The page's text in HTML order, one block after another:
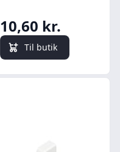
10,60 kr.
Til butik